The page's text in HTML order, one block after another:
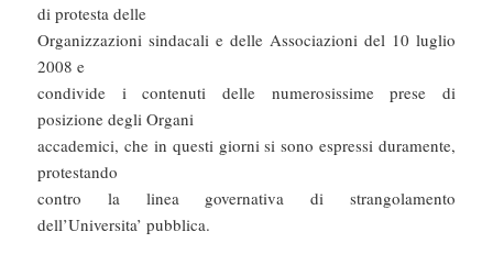
di protesta delle
Organizzazioni sindacali e delle Associazioni del 10 luglio
2008 e
condivide i contenuti delle numerosissime prese di
posizione degli Organi
accademici, che in questi giorni si sono espressi duramente,
protestando
contro la linea governativa di strangolamento
dell’Universita’ pubblica.